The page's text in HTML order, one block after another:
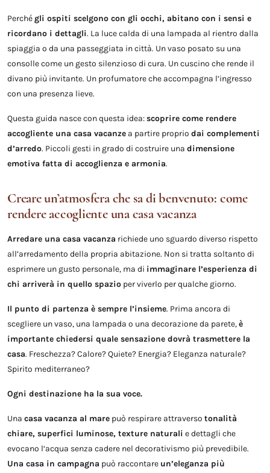
Perchégli ospiti scelgono con gli occhi, abitano con i sensi e
ricordano i dettagli. La luce calda di una lampada al rientro dalla
spiaggia o da una passeggiata in città. Un vaso posato su una
consolle come un gesto silenzioso di cura. Un cuscino che rende il
divano più invitante. Un profumatore che accompagna l’ingresso
con una presenza lieve.
Questa guida nasce con questa idea:scoprire come rendere
accogliente una casa vacanze a partire proprio dai complementi
d’arredo. Piccoli gesti in grado di costruire una dimensione
emotiva fatta di accoglienza e armonia.
Creare un’atmosfera che sa di benvenuto: come
rendere accogliente una casa vacanza
Arredare una casa vacanza richiede uno sguardo diverso rispetto
all’arredamento della propria abitazione. Non si tratta soltanto di
esprimere un gusto personale, ma di immaginare l’esperienza di
chi arriverà in quello spazio per viverlo per qualche giorno.
Il punto di partenza è sempre l’insieme. Prima ancora di
scegliere un vaso, una lampada o una decorazione da parete,è
importante chiedersi quale sensazione dovrà trasmettere la
casa. Freschezza? Calore? Quiete? Energia? Eleganza naturale?
Spirito mediterraneo?
Ogni destinazione ha la sua voce.
Una casa vacanza al mare può respirare attraverso tonalità
chiare, superfici luminose, texture naturali e dettagli che
evocano l’acqua senza cadere nel decorativismo più prevedibile.
Una casa in campagna può raccontare un’eleganza più